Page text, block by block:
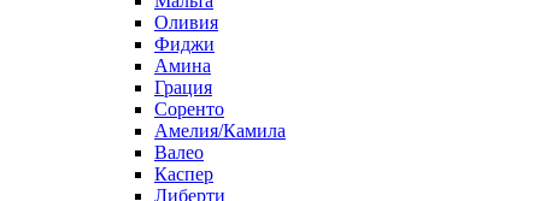
Оливия
Фиджи
Амина
Грация
Соренто
Амелия/Камила
Валео
Каспер
Либерти